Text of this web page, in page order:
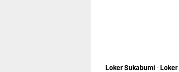
Loker Sukabumi -Loker